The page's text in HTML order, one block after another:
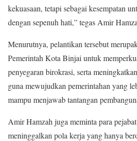
kekuasaan, tetapi sebagai kesempatan
dengan sepenuh hati,” tegas Amir
Menurutnya, pelantikan tersebut
Pemerintah Kota Binjai untuk
penyegaran birokrasi, serta
guna mewujudkan pemerintahan yang
mampu menjawab tantangan
Amir Hamzah juga meminta para
meninggalkan pola kerja yang hanya